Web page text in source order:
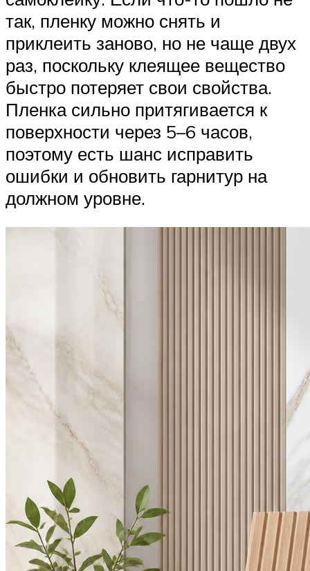
так, пленку можно снять и
приклеить заново, но не чаще двух
раз, поскольку клеящее вещество
быстро потеряет свои свойства.
Пленка сильно притягивается к
поверхности через 5–6 часов,
поэтому есть шанс исправить
ошибки и обновить гарнитур на
должном уровне.